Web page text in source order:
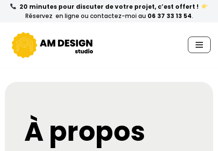
au
contenu
20 minutes pour discuter de votre projet, c’est offert !
Réservez en ligne ou contactez-moi au 06 37 33 13 54.
À propos